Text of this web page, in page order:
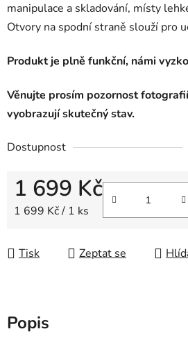
manipulace a skladování, místy
Otvory na spodní straně slouží pro
Produkt je plně funkční, námi
Věnujte prosím pozornost
vyobrazují skutečný stav.
Dostupnost
1 699 Kč
Měrná cena:
1 699 Kč / 1 ks
Tisk Zeptat se
Popis